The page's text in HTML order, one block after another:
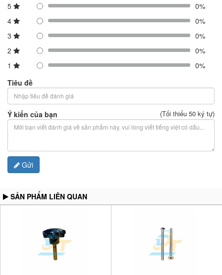
5
0%
4
0%
3
0%
2
0%
1
0%
Tiêu đề
Ý kiến của bạn (Tối thiểu 50 ký tự)
Gửi
SẢN PHẨM LIÊN QUAN